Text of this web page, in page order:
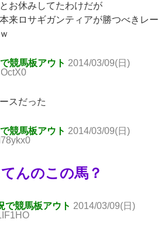
お休みしてたわけだが
来ロサギガンティアが勝つべきレー
競馬板アウト 2014/03/09(日)
スだった
競馬板アウト 2014/03/09(日)
んのこの馬？
で競馬板アウト 2014/03/09(日)